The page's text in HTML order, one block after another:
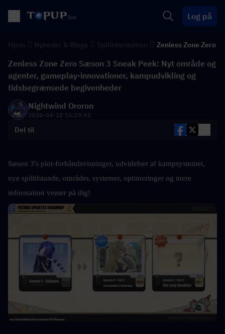
Log på
Zenless Zone Zero
Zenless Zone Zero Sæson 3 Sneak Peek: Nyt område og
agenter, gameplay-innovationer, kampudvikling og
tidsbegrænsede begivenheder
Nightwind Ororon
2026-04-22 14:29:45
Del til
Sæson 3's plot-forhåndsvisninger, udvidelser af kampsystemet,
nye spiltilstande, områder, systemer, optimeringer og mere
information venter på dig!